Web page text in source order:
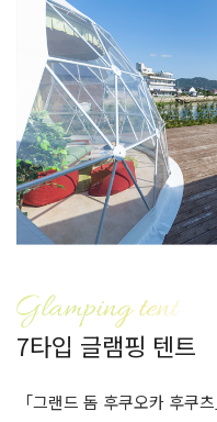
7타입 글램핑 텐트
「그랜드 돔 후쿠오카 후쿠